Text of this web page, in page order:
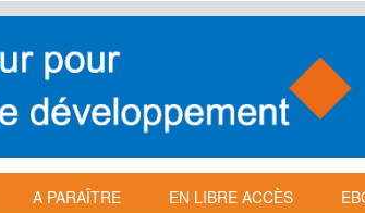
A PARAÎTRE EN LIBRE ACCÈS